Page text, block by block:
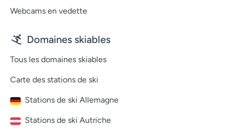
Webcams en vedette
Domaines skiables
Tous les domaines skiables
Carte des stations de ski
Stations de ski Allemagne
Stations de ski Autriche